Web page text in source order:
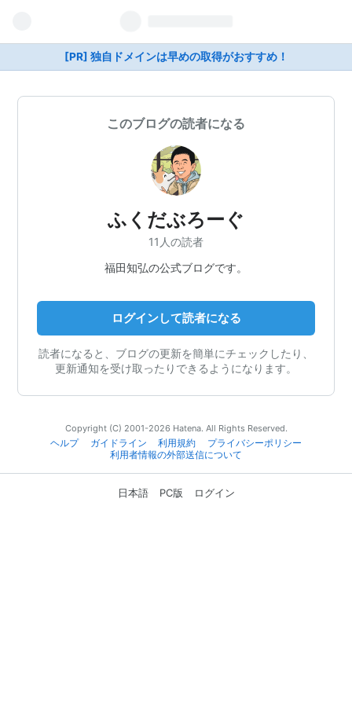
[PR] 独自ドメインは早めの取得がおすすめ！
このブログの読者になる
ふくだぶろーぐ
11人の読者
福田知弘の公式ブログです。
ログインして読者になる
読者になると、ブログの更新を簡単にチェックしたり、
更新通知を受け取ったりできるようになります。
Copyright (C) 2001-2026 Hatena. All Rights Reserved.
ヘルプ
ガイドライン 利用規約
プライバシーポリシー
利用者情報の外部送信について
日本語 PC版 ログイン